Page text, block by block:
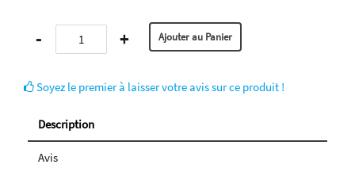
- +
Soyez le premier à laisser votre avis sur ce produit !
Description
Avis